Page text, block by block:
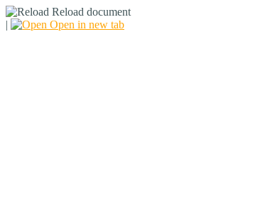
Reload document
|
Open in new tab